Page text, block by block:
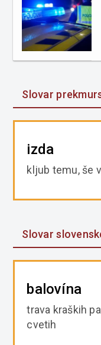
Slovar
izda
kljub temu, še
Slovar
balovína
trava kraških
cvetih